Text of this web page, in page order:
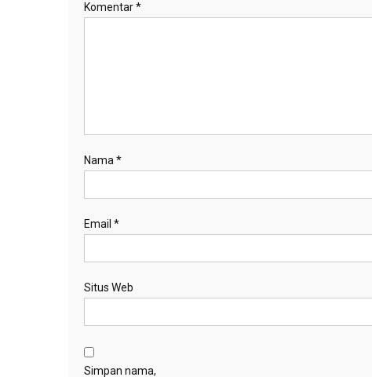
Komentar*
Nama *
Email *
Situs Web
Simpan nama,